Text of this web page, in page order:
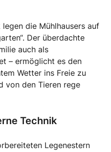
die Mühlhausers auf
Der überdachte
auch als
– ermöglicht es den
Wetter ins Freie zu
von den Tieren rege
Technik
Legenestern